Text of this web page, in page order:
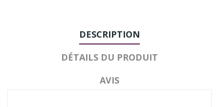
DESCRIPTION
DÉTAILS DU PRODUIT
AVIS